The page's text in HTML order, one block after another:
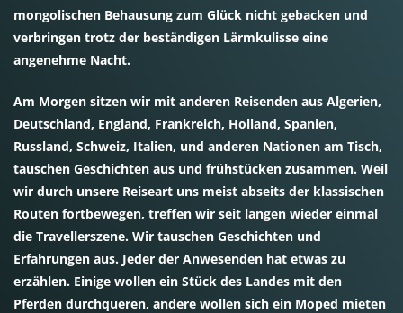
mongolischen Behausung zum Glück nicht gebacken und
verbringen trotz der beständigen Lärmkulisse eine
angenehme Nacht.
Am Morgen sitzen wir mit anderen Reisenden aus Algerien,
Deutschland, England, Frankreich, Holland, Spanien,
Russland, Schweiz, Italien, und anderen Nationen am Tisch,
tauschen Geschichten aus und frühstücken zusammen. Weil
wir durch unsere Reiseart uns meist abseits der klassischen
Routen fortbewegen, treffen wir seit langen wieder einmal
die Travellerszene. Wir tauschen Geschichten und
Erfahrungen aus. Jeder der Anwesenden hat etwas zu
erzählen. Einige wollen ein Stück des Landes mit den
Pferden durchqueren, andere wollen sich ein Moped mieten